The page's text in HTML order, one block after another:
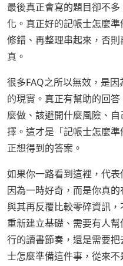
最後真正會寫的題目卻不
化。真正好的記帳士怎麼
修錯、再整理串起來，否
真。
很多FAQ之所以無效，是
的現實。真正有幫助的回
麼做、該避開什麼風險、
擇。這才是「記帳士怎麼
正想得到的答案。
如果你一路看到這裡，代
因為一時好奇，而是你真
與其再反覆比較零碎資訊
重新建立基礎、需要有人
行的讀書節奏，還是需要
士怎麼準備這件事，從來